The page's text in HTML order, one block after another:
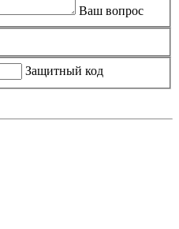
Ваш вопрос
Защитный код